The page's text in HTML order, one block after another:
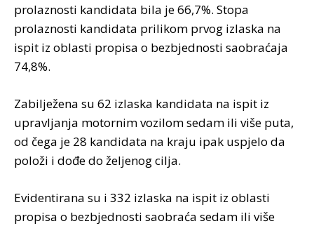
prolaznosti kandidata bila je 66,7%. Stopa
prolaznosti kandidata prilikom prvog izlaska na
ispit iz oblasti propisa o bezbjednosti saobraćaja
74,8%.
Zabilježena su 62 izlaska kandidata na ispit iz
upravljanja motornim vozilom sedam ili više puta,
od čega je 28 kandidata na kraju ipak uspjelo da
položi i dođe do željenog cilja.
Evidentirana su i 332 izlaska na ispit iz oblasti
propisa o bezbjednosti saobraća sedam ili više